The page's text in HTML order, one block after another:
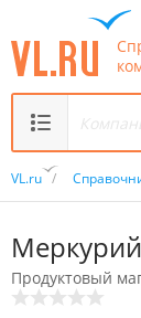
VL.ru /
Меркурий
Продуктовый